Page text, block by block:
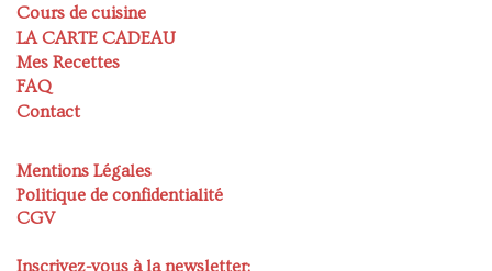
Cours de cuisine
LA CARTE CADEAU
Mes Recettes
FAQ
Contact
Mentions Légales
Politique de confidentialité
CGV
Inscrivez-vous à la newsletter: